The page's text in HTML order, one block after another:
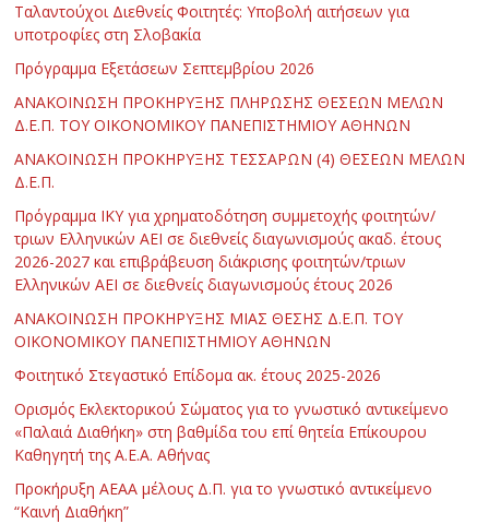
Ταλαντούχοι Διεθνείς Φοιτητές: Υποβολή αιτήσεων για
υποτροφίες στη Σλοβακία
Πρόγραμμα Εξετάσεων Σεπτεμβρίου 2026
ΑΝΑΚΟΙΝΩΣΗ ΠΡΟΚΗΡΥΞΗΣ ΠΛΗΡΩΣΗΣ ΘΕΣΕΩΝ ΜΕΛΩΝ
Δ.Ε.Π. ΤΟΥ ΟΙΚΟΝΟΜΙΚΟΥ ΠΑΝΕΠΙΣΤΗΜΙΟΥ ΑΘΗΝΩΝ
ΑΝΑΚΟΙΝΩΣΗ ΠΡΟΚΗΡΥΞΗΣ ΤΕΣΣΑΡΩΝ (4) ΘΕΣΕΩΝ ΜΕΛΩΝ
Δ.Ε.Π.
Πρόγραμμα ΙΚΥ για χρηματοδότηση συμμετοχής φοιτητών/
τριων Ελληνικών ΑΕΙ σε διεθνείς διαγωνισμούς ακαδ. έτους
2026-2027 και επιβράβευση διάκρισης φοιτητών/τριων
Ελληνικών ΑΕΙ σε διεθνείς διαγωνισμούς έτους 2026
ΑΝΑΚΟΙΝΩΣΗ ΠΡΟΚΗΡΥΞΗΣ ΜΙΑΣ ΘΕΣΗΣ Δ.Ε.Π. ΤΟΥ
ΟΙΚΟΝΟΜΙΚΟΥ ΠΑΝΕΠΙΣΤΗΜΙΟΥ ΑΘΗΝΩΝ
Φοιτητικό Στεγαστικό Επίδομα ακ. έτους 2025-2026
Ορισμός Εκλεκτορικού Σώματος για το γνωστικό αντικείμενο
«Παλαιά Διαθήκη» στη βαθμίδα του επί θητεία Επίκουρου
Καθηγητή της Α.Ε.Α. Αθήνας
Προκήρυξη ΑΕΑΑ μέλους Δ.Π. για το γνωστικό αντικείμενο
“Καινή Διαθήκη”